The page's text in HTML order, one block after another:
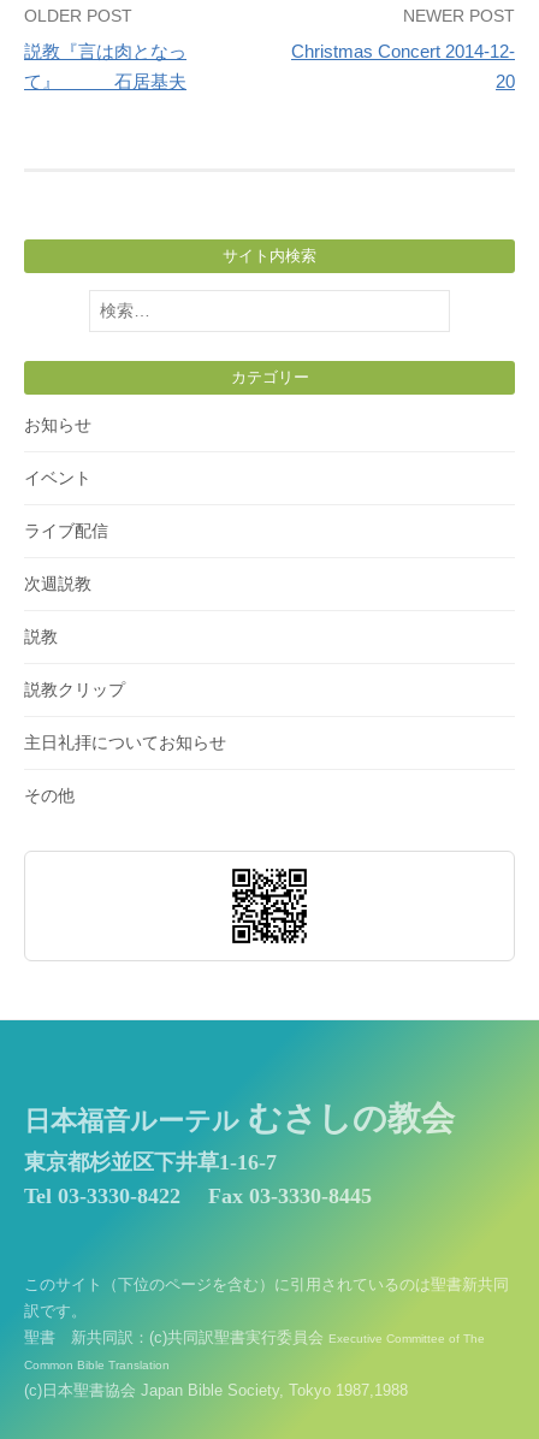
Post
navigation
OLDER POST
説教『言は肉となっ
て』 石居基夫
NEWER POST
Christmas Concert 2014-12-
20
サイト内検索
検
索:
カテゴリー
お知らせ
イベント
ライブ配信
次週説教
説教
説教クリップ
主日礼拝についてお知らせ
その他
日本福音ルーテル むさしの教会
東京都杉並区下井草1-16-7
Tel 03-3330-8422
Fax 03-3330-8445
このサイト（下位のページを含む）に引用されているのは聖書新共同
訳です。
聖書 新共同訳：(c)共同訳聖書実行委員会 Executive Committee of The
Common Bible Translation
(c)日本聖書協会 Japan Bible Society, Tokyo 1987,1988